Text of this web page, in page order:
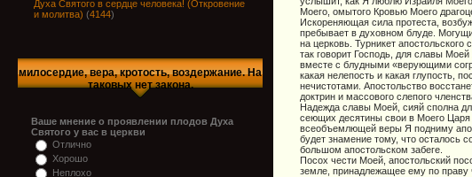
Духа Святого в сердце человека! (Откровение
и молитва) (4144)
милосердие, вера, кротость, воздержание. На
таковых нет закона.
Ваше мнение о проявлении плодов Духа
Святого у вас в церкви
Отлично
Хорошо
Неплохо
Моего, омытого Кровью Моего
Искореняющая сила протеста,
пребывает в духовном блуде.
на церковь. Турникет апостольского
так говорит Господь, для славы
вместе с блудными «верующими
какая нелепость и какая глупость,
нечистотами. Апостольство
доктрин и массового слепого
Надежда славы Моей, сияй сполна
сеющих десятины свои в Моего Царя
всеобъемлющей веры Я подниму
будет знамение тому, что осталось
большом апостольском забеге.
Посох чести Моей, апостольский
земле, принадлежащее ему по